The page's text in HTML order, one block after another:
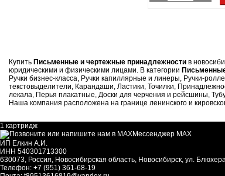
Купить Письменные и чертежные принадлежности в
юридическими и физическими лицами. В категории
Ручки бизнес-класса, Ручки капиллярные и линеры, Ручки-
текстовыделители, Карандаши, Ластики, Точилки,
лекала, Перья плакатные, Доски для черчения и рейсшины,
Наша компания расположена на границе ленинского и
1 картридж
Мессенджер MAX
ИП Елкин А.И.
ИНН 540301713300
630073, Россия, Новосибирская область, Новосибирск, ул.
Телефон: +7 (951) 361-68-19